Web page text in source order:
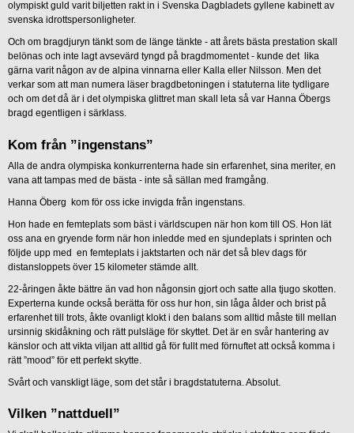
olympiskt guld varit biljetten rakt in i Svenska Dagbladets gyllene kabinett av
svenska idrottspersonligheter.
Och om bragdjuryn tänkt som de länge tänkte - att årets bästa prestation skall
belönas och inte lagt avsevärd tyngd på bragdmomentet - kunde det lika
gärna varit någon av de alpina vinnarna eller Kalla eller Nilsson. Men det
verkar som att man numera läser bragdbetoningen i statuterna lite tydligare
och om det då är i det olympiska glittret man skall leta så var Hanna Öbergs
bragd egentligen i särklass.
Kom från ”ingenstans”
Alla de andra olympiska konkurrenterna hade sin erfarenhet, sina meriter, en
vana att tampas med de bästa - inte så sällan med framgång.
Hanna Öberg kom för oss icke invigda från ingenstans.
Hon hade en femteplats som bäst i världscupen när hon kom till OS. Hon lät
oss ana en gryende form när hon inledde med en sjundeplats i sprinten och
följde upp med en femteplats i jaktstarten och när det så blev dags för
distansloppets över 15 kilometer stämde allt.
22-åringen åkte bättre än vad hon någonsin gjort och satte alla tjugo skotten.
Experterna kunde också berätta för oss hur hon, sin låga ålder och brist på
erfarenhet till trots, åkte ovanligt klokt i den balans som alltid måste till mellan
ursinnig skidåkning och rätt pulsläge för skyttet. Det är en svår hantering av
känslor och att vikta viljan att alltid gå för fullt med förnuftet att också komma i
rätt ”mood” för ett perfekt skytte.
Svårt och vanskligt läge, som det står i bragdstatuterna. Absolut.
Vilken ”nattduell”